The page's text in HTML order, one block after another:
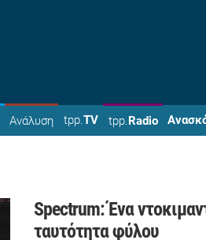
Ανάλυση tpp.TV tpp.Radio
Spectrum: Ένα
ταυτότητα φύλου